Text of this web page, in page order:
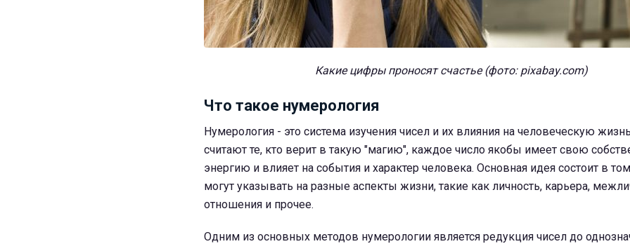
Какие цифры проносят счастье (фото: pixabay.com)
Что такое нумерология
Нумерология - это система изучения чисел и их влияния на человеческую
считают те, кто верит в такую "магию", каждое число якобы имеет свою
энергию и влияет на события и характер человека. Основная идея состоит в
могут указывать на разные аспекты жизни, такие как личность, карьера,
отношения и прочее.
Одним из основных методов нумерологии является редукция чисел до